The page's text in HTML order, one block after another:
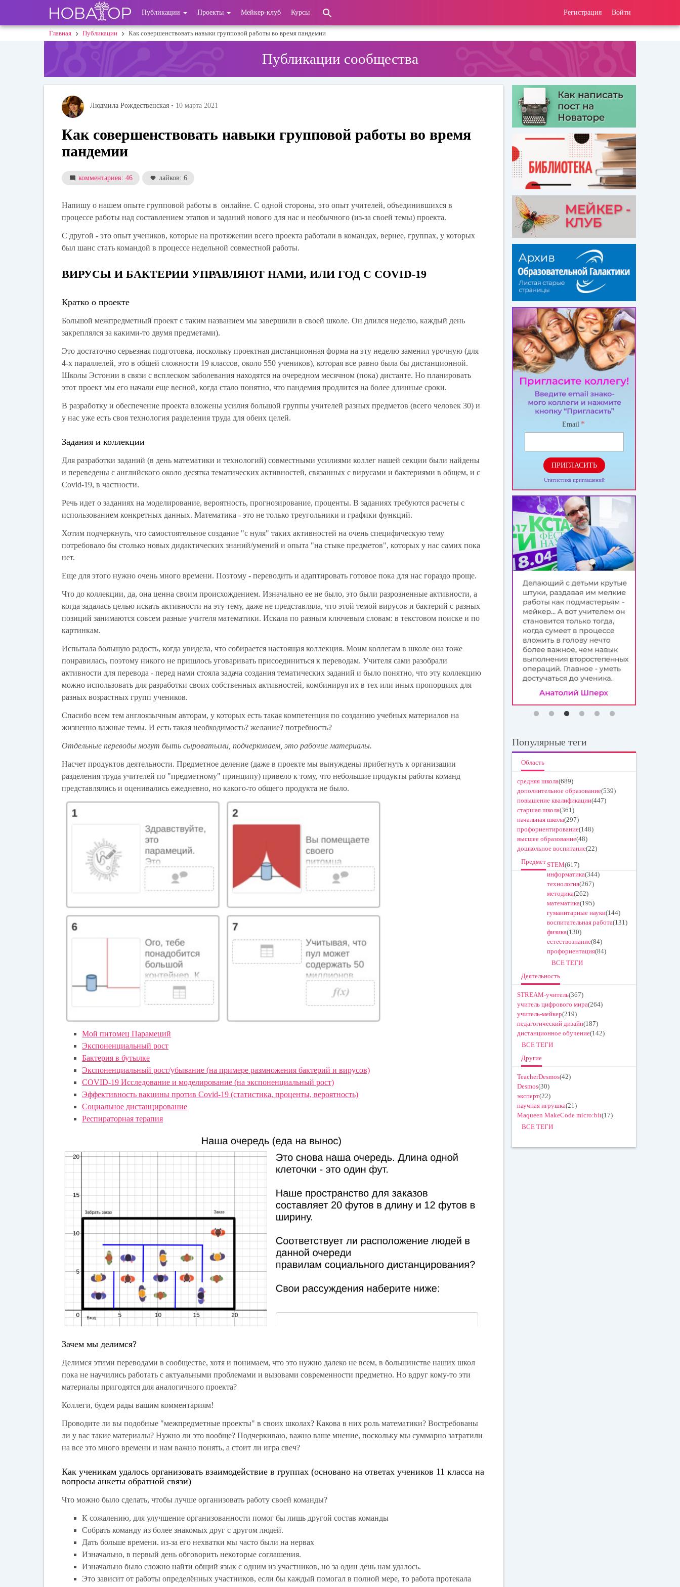
основному
User
account
Регистрация Войти
Публикации Проекты Мейкер-клуб Курсы
Строка
Главная Публикации Как совершенствовать навыки групповой работы во время пандемии
Публикации сообщества
Людмила Рождественская • 10 марта 2021
Как совершенствовать навыки групповой работы во время
пандемии
комментариев: 46 лайков: 6
Напишу о нашем опыте групповой работы в онлайне. С одной стороны, это опыт учителей, объединившихся в
процессе работы над составлением этапов и заданий нового для нас и необычного (из-за своей темы) проекта.
С другой - это опыт учеников, которые на протяжении всего проекта работали в командах, вернее, группах, у которых
был шанс стать командой в процессе недельной совместной работы.
ВИРУСЫ И БАКТЕРИИ УПРАВЛЯЮТ НАМИ, ИЛИ ГОД С COVID-19
Кратко о проекте
Большой межпредметный проект с таким названием мы завершили в своей школе. Он длился неделю, каждый день
закреплялся за какими-то двумя предметами).
Это достаточно серьезная подготовка, поскольку проектная дистанционная форма на эту неделю заменил урочную (для
4-х параллелей, это в общей сложности 19 классов, около 550 учеников), которая все равно была бы дистанционной.
Школы Эстонии в связи с всплеском заболевания находятся на очередном месячном (пока) дистанте. Но планировать
этот проект мы его начали еще весной, когда стало понятно, что пандемия продлится на более длинные сроки.
В разработку и обеспечение проекта вложены усилия большой группы учителей разных предметов (всего человек 30) и
у нас уже есть своя технология разделения труда для обеих целей.
Задания и коллекции
Для разработки заданий (в день математики и технологий) совместными усилиями коллег нашей секции были найдены
и переведены с английского около десятка тематических активностей, связанных с вирусами и бактериями в общем, и с
Covid-19, в частности.
Речь идет о заданиях на моделирование, вероятность, прогнозирование, проценты. В заданиях требуются расчеты с
использованием конкретных данных. Математика - это не только треугольники и графики функций.
Хотим подчеркнуть, что самостоятельное создание "с нуля" таких активностей на очень специфическую тему
потребовало бы столько новых дидактических знаний/умений и опыта "на стыке предметов", которых у нас самих пока
нет.
Еще для этого нужно очень много времени. Поэтому - переводить и адаптировать готовое пока для нас гораздо проще.
Что до коллекции, да, она ценна своим происхождением. Изначально ее не было, это были разрозненные активности, а
когда задалась целью искать активности на эту тему, даже не представляла, что этой темой вирусов и бактерий с разных
позиций занимаются совсем разные учителя математики. Искала по разным ключевым словам: в текстовом поиске и по
картинкам.
Испытала большую радость, когда увидела, что собирается настоящая коллекция. Моим коллегам в школе она тоже
понравилась, поэтому никого не пришлось уговаривать присоединиться к переводам. Учителя сами разобрали
активности для перевода - перед нами стояла задача создания тематических заданий и было понятно, что эту коллекцию
можно использовать для разработки своих собственных активностей, комбинируя их в тех или иных пропорциях для
разных возрастных групп учеников.
Спасибо всем тем англоязычным авторам, у которых есть такая компетенция по созданию учебных материалов на
жизненно важные темы. И есть такая необходимость? желание? потребность?
Отдельные переводы могут быть сыроватыми, подчеркиваем, это рабочие материалы.
Насчет продуктов деятельности. Предметное деление (даже в проекте мы вынуждены прибегнуть к организации
разделения труда учителей по "предметному" принципу) привело к тому, что небольшие продукты работы команд
представлялись и оценивались ежедневно, но какого-то общего продукта не было.
Мой питомец Парамеций
Экспоненциальный рост
Бактерия в бутылке
Экспоненциальный рост/убывание (на примере размножения бактерий и вирусов)
COVID-19 Исследование и моделирование (на экспоненциальный рост)
Эффективность вакцины против Covid-19 (статистика, проценты, вероятность)
Социальное дистанцирование
Респираторная терапия
Зачем мы делимся?
Делимся этими переводами в сообществе, хотя и понимаем, что это нужно далеко не всем, в большинстве наших школ
пока не научились работать с актуальными проблемами и вызовами современности предметно. Но вдруг кому-то эти
материалы пригодятся для аналогичного проекта?
Коллеги, будем рады вашим комментариям!
Проводите ли вы подобные "межпредметные проекты" в своих школах? Какова в них роль математики? Востребованы
ли у вас такие материалы? Нужно ли это вообще? Подчеркиваю, важно ваше мнение, поскольку мы суммарно затратили
на все это много времени и нам важно понять, а стоит ли игра свеч?
Как ученикам удалось организовать взаимодействие в группах (основано на ответах учеников 11 класса на
вопросы анкеты обратной связи)
Что можно было сделать, чтобы лучше организовать работу своей команды?
К сожалению, для улучшение организованности помог бы лишь другой состав команды
Собрать команду из более знакомых друг с другом людей.
Дать больше времени. из-за его нехватки мы часто были на нервах
Изначально, в первый день обговорить некоторые соглашения.
Изначально было сложно найти общий язык с одним из участников, но за один день нам удалось.
Это зависит от работы определённых участников, если бы каждый помогал в полной мере, то работа протекала
Email *
ПРИГЛАСИТЬ
Статистика приглашений
Популярные теги
Область
средняя школа(689)
дополнительное образование(539)
повышение квалификации(447)
старшая школа(361)
начальная школа(297)
профориентирование(148)
высшее образование(48)
дошкольное воспитание(22)
ПредметSTEM(617)
информатика(344)
технология(267)
методика(262)
математика(195)
гуманитарные науки(144)
воспитательная работа(131)
физика(130)
естествознание(84)
профориентация(84)
ВСЕ ТЕГИ
Деятельность
STREAM-учитель(367)
учитель цифрового мира(264)
учитель-мейкер(219)
педагогический дизайн(187)
дистанционное обучение(142)
ВСЕ ТЕГИ
Другие
TeacherDesmos(42)
Desmos(30)
эксперт(22)
научная игрушка(21)
Maqueen MakeCode micro:bit(17)
ВСЕ ТЕГИ